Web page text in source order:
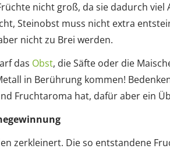
nicht groß, da sie dadurch
Steinobst muss nicht extra
nicht zu Brei werden.
das Obst, die Säfte oder die
in Berührung kommen!
Fruchtaroma hat, dafür aber ein
zerkleinert. Die so entstandene